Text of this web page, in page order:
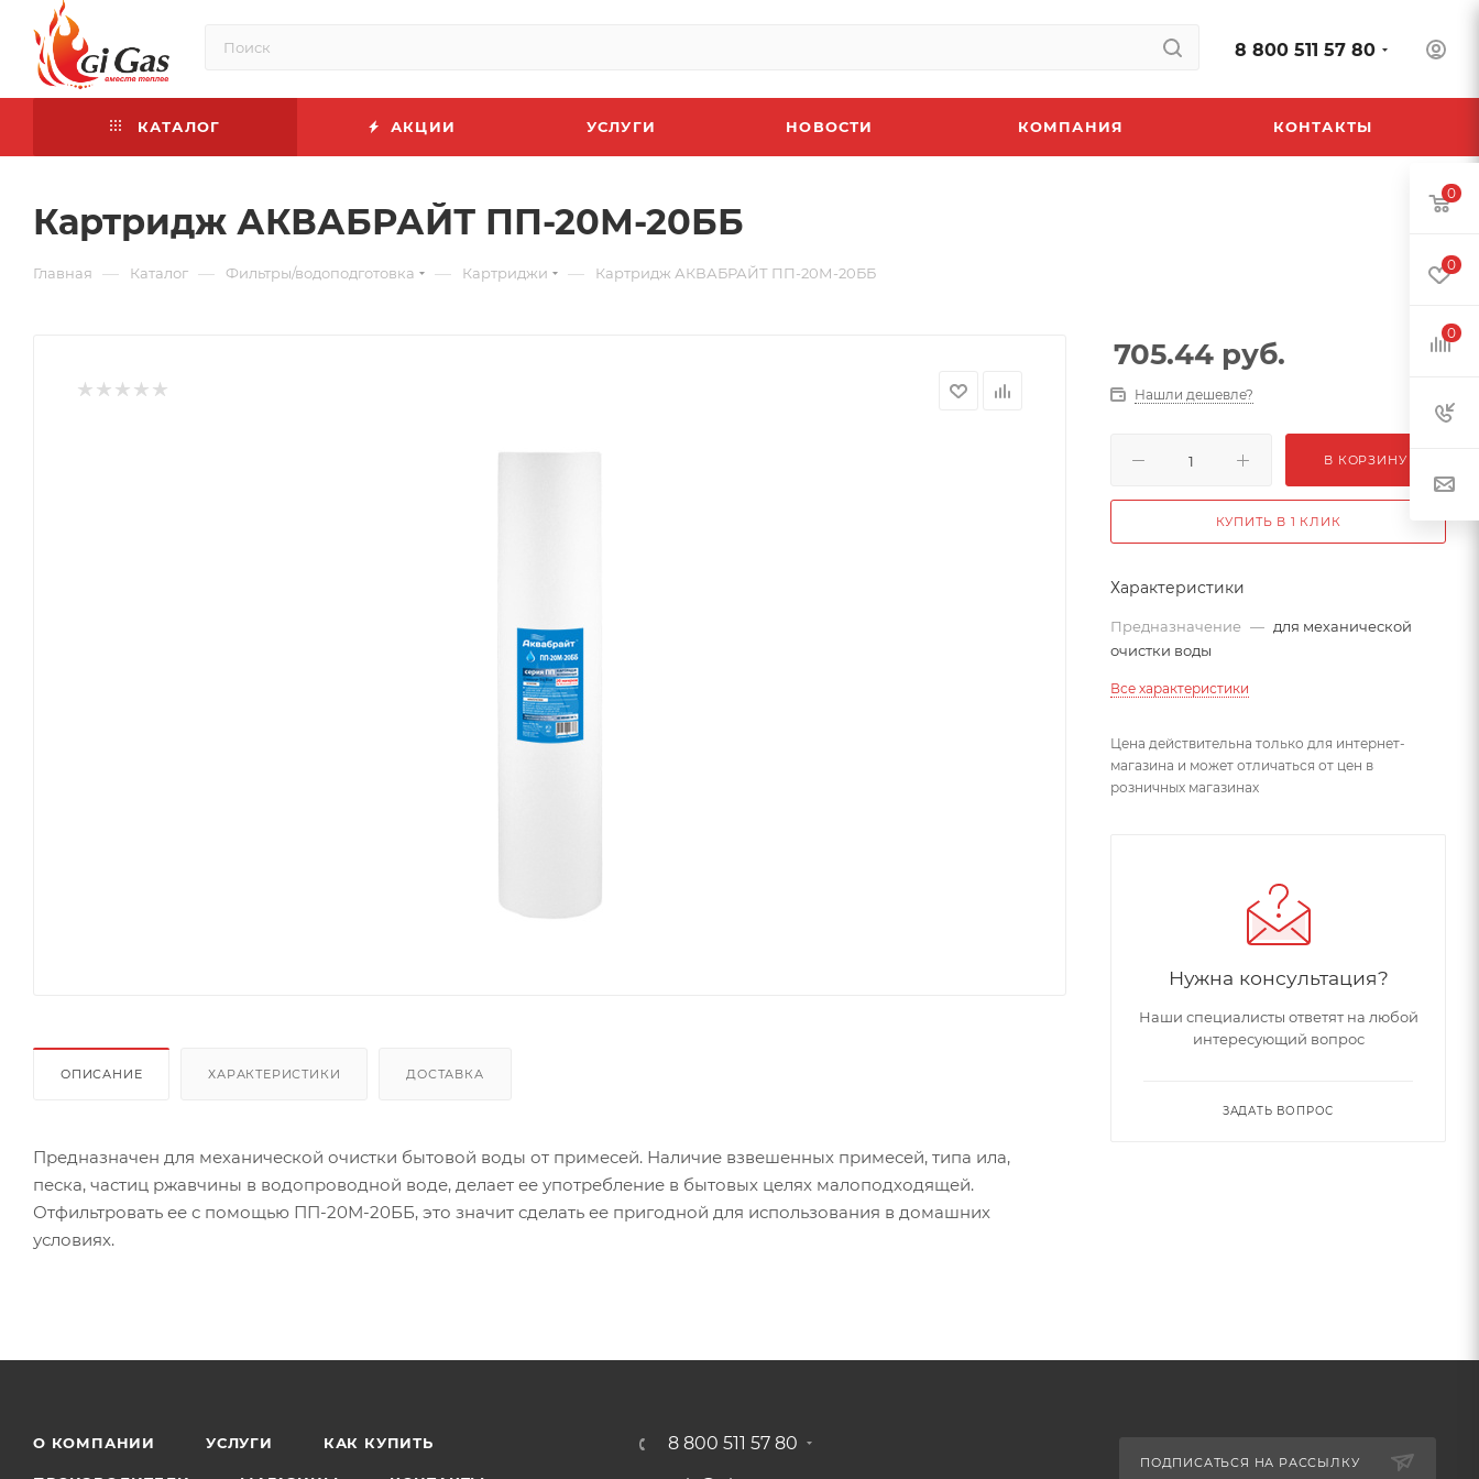
8 800 511 57 80
КАТАЛОГ АКЦИИ УСЛУГИ НОВОСТИ КОМПАНИЯ КОНТАКТЫ
Картридж АКВАБРАЙТ ПП-20М-20ББ
Главная — Каталог — Фильтры/водоподготовка — Картриджи — Картридж АКВАБРАЙТ ПП-20М-20ББ
ОПИСАНИЕ ХАРАКТЕРИСТИКИ ДОСТАВКА
Предназначен для механической очистки бытовой воды от примесей. Наличие взвешенных примесей, типа ила,
песка, частиц ржавчины в водопроводной воде, делает ее употребление в бытовых целях малоподходящей.
Отфильтровать ее с помощью ПП-20М-20ББ, это значит сделать ее пригодной для использования в домашних
условиях.
705.44 руб.
Нашли дешевле?
В КОРЗИНУ
КУПИТЬ В 1 КЛИК
Характеристики
Предназначение — для механической
очистки воды
Все характеристики
Цена действительна только для интернет-
магазина и может отличаться от цен в
розничных магазинах
Нужна консультация?
Наши специалисты ответят на любой
интересующий вопрос
ЗАДАТЬ ВОПРОС
О КОМПАНИИ УСЛУГИ КАК КУПИТЬ
8 800 511 57 80
ПОДПИСАТЬСЯ НА РАССЫЛКУ
0
0
0